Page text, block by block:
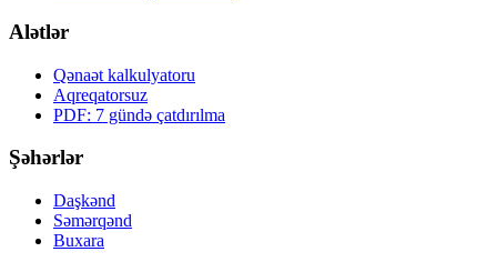
Alətlər
Qənaət kalkulyatoru
Aqreqatorsuz
PDF: 7 gündə çatdırılma
Şəhərlər
Daşkənd
Səmərqənd
Buxara